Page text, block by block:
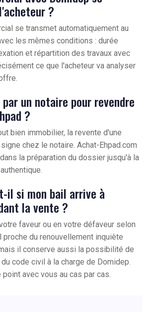
?
se transmet automatiquement au
les mêmes conditions : durée
et répartition des travaux avec
ce que l'acheteur va analyser
un notaire pour revendre
?
bien immobilier, la revente d'une
chez le notaire. Achat-Ehpad.com
la préparation du dossier jusqu'à la
il si mon bail arrive à
la vente ?
faveur ou en votre défaveur selon
proche du renouvellement inquiète
il conserve aussi la possibilité de
code civil à la charge de Domidep.
avec vous au cas par cas.